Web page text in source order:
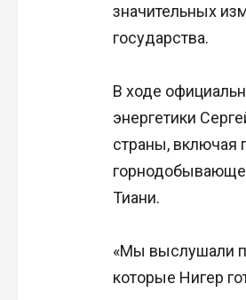
значительных
государства.
В ходе
энергетики
страны, включая
Тиани.
«Мы выслушали
которые Нигер